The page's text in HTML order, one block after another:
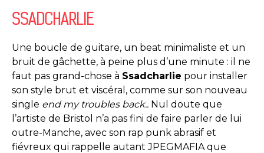
SSADCHARLIE
Une boucle de guitare, un beat minimaliste et un
bruit de gâchette, à peine plus d’une minute : il ne
faut pas grand-chose à Ssadcharlie pour installer
son style brut et viscéral, comme sur son nouveau
single end my troubles back.. Nul doute que
l’artiste de Bristol n’a pas fini de faire parler de lui
outre-Manche, avec son rap punk abrasif et
fiévreux qui rappelle autant JPEGMAFIA que